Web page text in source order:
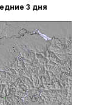
3 дня